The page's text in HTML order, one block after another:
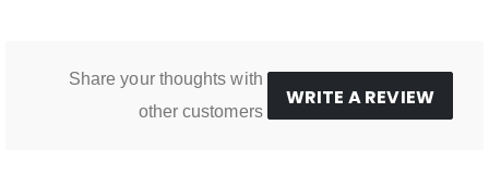
WRITE A REVIEW
Share your thoughts with
other customers